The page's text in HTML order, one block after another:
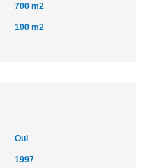
700 m2
100 m2
Oui
1997